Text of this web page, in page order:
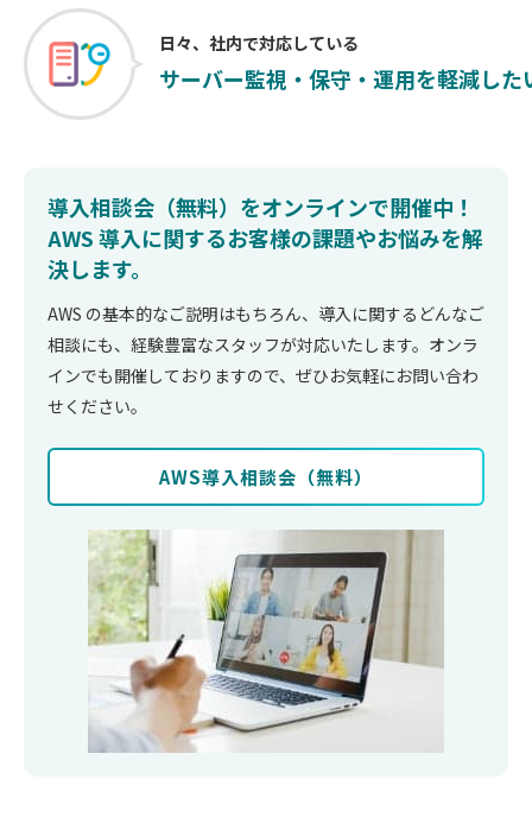
日々、社内で対応している
サーバー監視・保守・運用を軽減した
導入相談会（無料）をオンラインで開催中！
AWS 導入に関するお客様の課題やお悩みを解
決します。
AWS の基本的なご説明はもちろん、導入に関するどんなご
相談にも、経験豊富なスタッフが対応いたします。オンラ
インでも開催しておりますので、ぜひお気軽にお問い合わ
せください。
AWS導⼊相談会（無料）